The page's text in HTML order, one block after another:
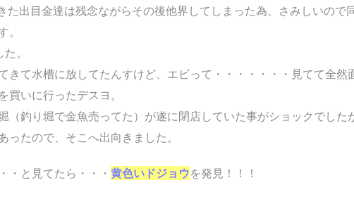
た出目金達は残念ながらその後他界してしまった為、さみしいので
。
。
きて水槽に放してたんすけど、エビって・・・・・・・見てて全然
買いに行ったデスヨ。
（釣り堀で金魚売ってた）が遂に閉店していた事がショックでした
ったので、そこへ出向きました。
・と見てたら・・・ 黄色いドジョウを発見！！！